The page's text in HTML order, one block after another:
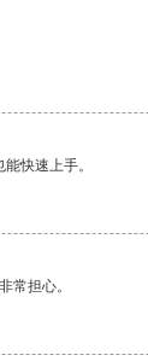
快速上手。
常担心。